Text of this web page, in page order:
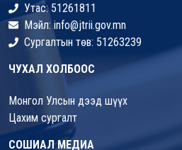
Утас: 51261811
Мэйл: info@jtrii.gov.mn
Сургалтын төв: 51263239
ЧУХАЛ ХОЛБООС
Монгол Улсын дээд шүүх
Цахим сургалт
СОШИАЛ МЕДИА